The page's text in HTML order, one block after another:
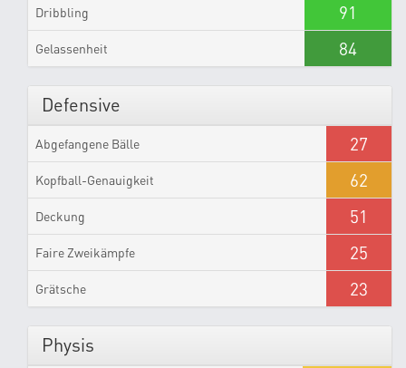
Dribbling 91
Gelassenheit 84
Defensive
Abgefangene Bälle 27
Kopfball-Genauigkeit 62
Deckung 51
Faire Zweikämpfe 25
Grätsche 23
Physis